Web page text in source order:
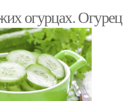
огурцах. Огурец